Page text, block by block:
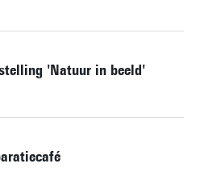
'Natuur in beeld'